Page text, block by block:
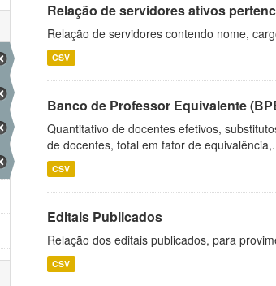
Relação de servidores ativos
Relação de servidores contendo nome,
CSV
Banco de Professor Equivalente
Quantitativo de docentes efetivos,
de docentes, total em fator de
CSV
Editais Publicados
Relação dos editais publicados, para
CSV